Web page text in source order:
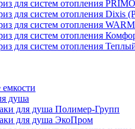
для систем отопления
для систем отопления Dixis
для систем отопления
для систем отопления
для систем отопления
душа
для душа Полимер-Групп
для душа ЭкоПром